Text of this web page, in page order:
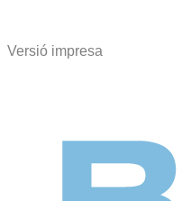
Versió impresa